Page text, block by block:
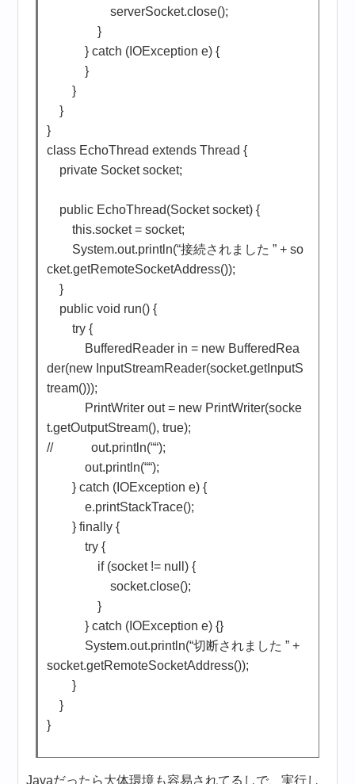
serverSocket.close();
}
} catch (IOException e) {
}
}
}
}
class EchoThread extends Thread {
private Socket socket;
public EchoThread(Socket socket) {
this.socket = socket;
System.out.println(“接続されました ” + so
cket.getRemoteSocketAddress());
}
public void run() {
try {
BufferedReader in = new BufferedRea
der(new InputStreamReader(socket.getInputS
tream()));
PrintWriter out = new PrintWriter(socke
t.getOutputStream(), true);
// out.println(““);
out.println(““);
} catch (IOException e) {
e.printStackTrace();
} finally {
try {
if (socket != null) {
socket.close();
}
} catch (IOException e) {}
System.out.println(“切断されました ” +
socket.getRemoteSocketAddress());
}
}
}
Javaだったら大体環境も容易されてるしで、実行し